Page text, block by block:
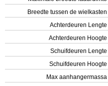
Breedte tussen de wielkasten
Achterdeuren Lengte
Achterdeuren Hoogte
Schuifdeuren Lengte
Schuifdeuren Hoogte
Max aanhangermassa